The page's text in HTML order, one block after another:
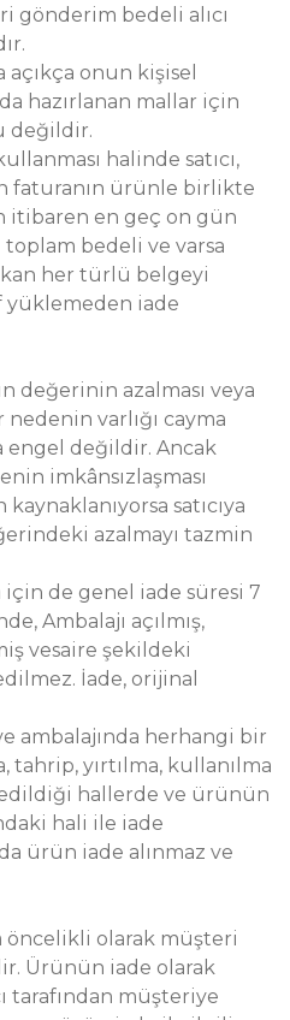
gönderim bedeli alıcı
açıkça onun kişisel
hazırlanan mallar için
değildir.
halinde satıcı,
faturanın ürünle birlikte
itibaren en geç on gün
bedeli ve varsa
her türlü belgeyi
iade
değerinin azalması veya
nedenin varlığı cayma
engel değildir. Ancak
imkânsızlaşması
satıcıya
azalmayı tazmin
de genel iade süresi 7
Ambalajı açılmış,
vesaire şekildeki
İade, orijinal
ambalajında herhangi bir
tahrip, yırtılma, kullanılma
hallerde ve ürünün
hali ile iade
ürün iade alınmaz ve
olarak müşteri
Ürünün iade olarak
tarafından müşteriye